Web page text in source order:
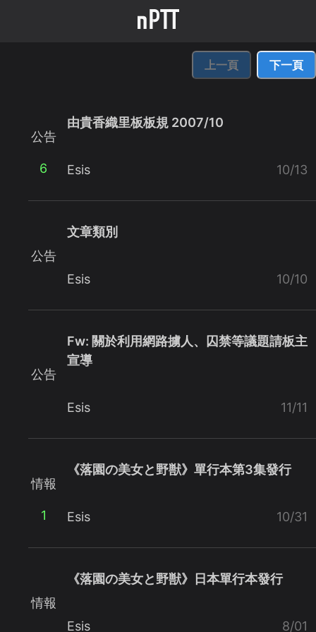
上一頁 下一頁
公告
6
由貴香織里板板規 2007/10
Esis 10/13
公告
文章類別
Esis 10/10
公告
Fw: 關於利用網路擄人、囚禁等議題請板主
宣導
Esis 11/11
情報
1
《落園の美女と野獣》單行本第3集發行
Esis 10/31
情報
《落園の美女と野獣》日本單行本發行
Esis 8/01